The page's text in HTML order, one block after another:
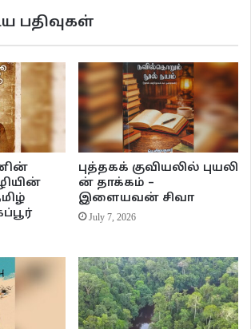
அழைக்கின்றன
பதிவுகள்
புத்தகக் குவியலில் புயலி
ன் தாக்கம் –
இளையவன் சிவா
July 7, 2026